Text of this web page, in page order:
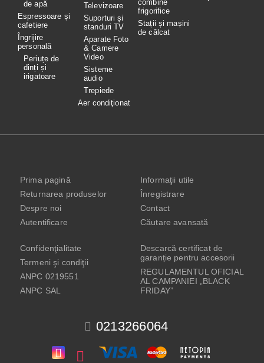
de apă
Espressoare și
cafetiere
Îngrijire
personală
Periuțe de
dinți și
irigatoare
Televizoare
Suporturi și
standuri TV
Aparate Foto
& Camere
Video
Sisteme
audio
Trepiede
Aer condiţionat
combine
frigorifice
Stații și mașini
de călcat
0213266064
Prima pagină
Returnarea produselor
Despre noi
Autentificare
Informaţii utile
Înregistrare
Contact
Căutare avansată
Confidenţialitate
Termeni şi condiţii
ANPC 0219551
ANPC SAL
Descarcă certificat de
garanție pentru accesorii
REGULAMENTUL OFICIAL
AL CAMPANIEI „BLACK
FRIDAY”